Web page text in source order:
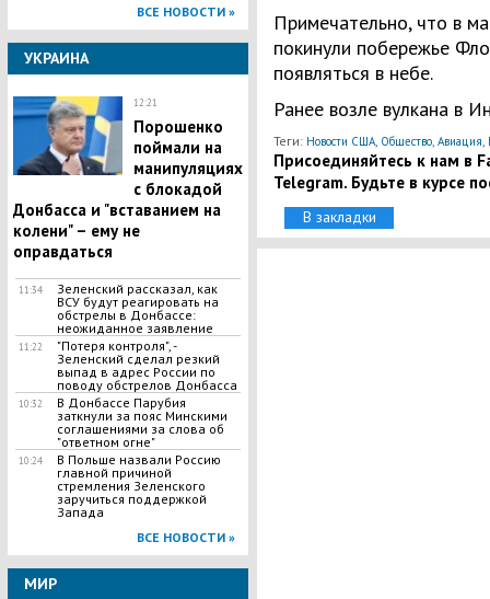
ВСЕ НОВОСТИ »
УКРАИНА
12:21
Порошенко
поймали на
манипуляциях
с блокадой
Донбасса и "вставанием на
колени" – ему не
оправдаться
11:34
​Зеленский рассказал, как
ВСУ будут реагировать на
обстрелы в Донбассе:
неожиданное заявление
11:22
"Потеря контроля", -
Зеленский сделал резкий
выпад в адрес России по
поводу обстрелов Донбасса
10:32
​В Донбассе Парубия
заткнули за пояс Минскими
соглашениями за слова об
"ответном огне"
10:24
В Польше назвали Россию
главной причиной
стремления Зеленского
заручиться поддержкой
Запада
ВСЕ НОВОСТИ »
МИР
Примечательно, что в
покинули побережье
появляться в небе.
Ранее возле вулкана в
Теги: Новости США, Общество, Авиация,
Присоединяйтесь к нам в
Telegram. Будьте в курсе
В закладки